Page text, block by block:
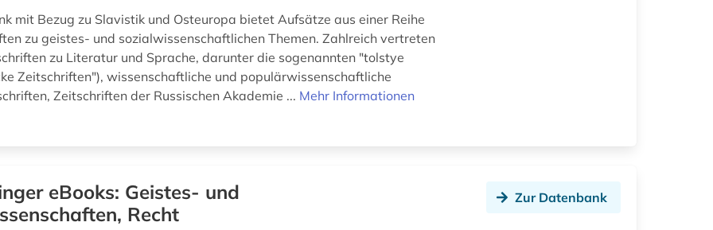
mit Bezug zu Slavistik und Osteuropa bietet Aufsätze aus einer Reihe
zu geistes- und sozialwissenschaftlichen Themen. Zahlreich vertreten
zu Literatur und Sprache, darunter die sogenannten "tolstye
Zeitschriften"), wissenschaftliche und populärwissenschaftliche
Zeitschriften der Russischen Akademie ... Mehr Informationen
eBooks: Geistes- und
Recht
Zur Datenbank